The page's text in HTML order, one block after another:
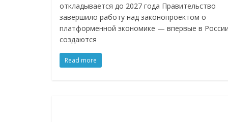
откладывается до 2027 года Правительство
завершило работу над законопроектом о
платформенной экономике — впервые в России
создаются
Read more